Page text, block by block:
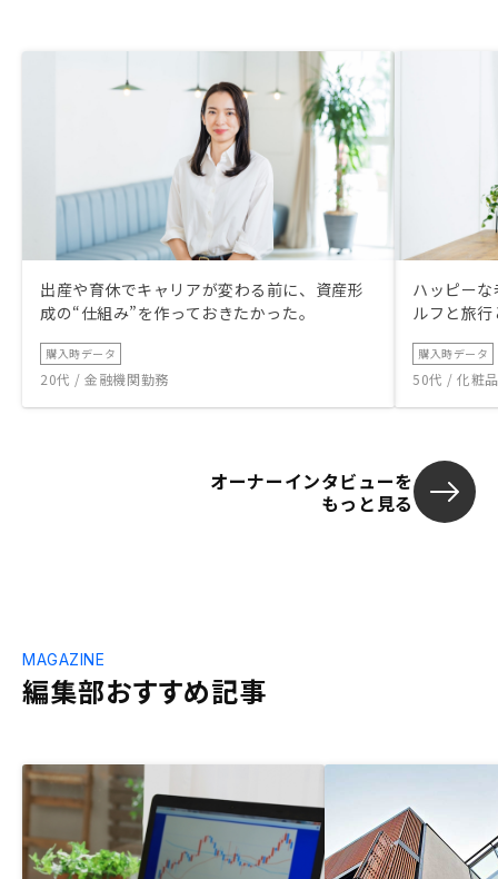
出産や育休でキャリアが変わる前に、資産形
成の“仕組み”を作っておきたかった。
購入時データ
20代 / 金融機関勤務
ハッピー
ルフと旅
購入時データ
50代 / 化粧
オーナーインタビューを
もっと見る
編集部おすすめ記事
MAGAZINE